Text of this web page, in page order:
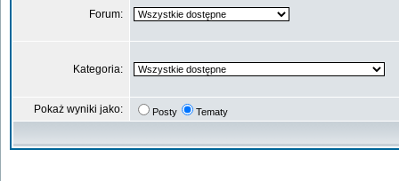
Forum:
Kategoria:
Pokaż wyniki jako: Posty Tematy